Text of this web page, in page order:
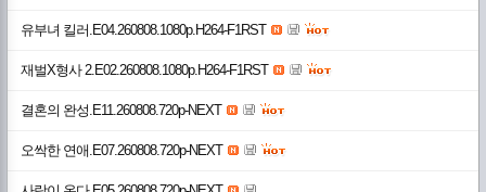
유부녀 킬러.E04.260808.1080p.H264-F1RST
재벌X형사 2.E02.260808.1080p.H264-F1RST
결혼의 완성.E11.260808.720p-NEXT
오싹한 연애.E07.260808.720p-NEXT